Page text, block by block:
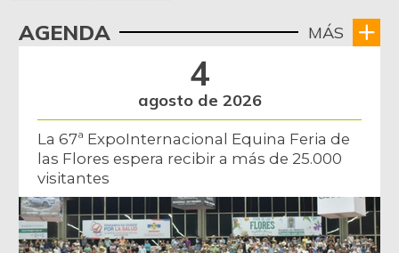
AGENDA MÁS
4
agosto de 2026
La 67ª ExpoInternacional Equina Feria de
las Flores espera recibir a más de 25.000
visitantes